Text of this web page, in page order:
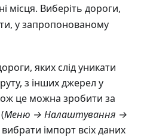
місця. Виберіть дороги,
у запропонованому
яких слід уникати
з інших джерел у
це можна зробити за
(Меню → Налаштування →
імпорт всіх даних